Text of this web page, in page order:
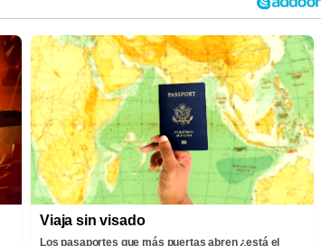
Viaja sin visado
Los pasaportes que más puertas abren ¿está el